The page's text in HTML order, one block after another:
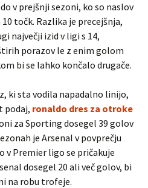
v prejšnji sezoni, ko so naslov
točk. Razlika je precejšnja,
največji izid v ligi s 14,
porazov le z enim golom
bi se lahko končalo drugače.
ki sta vodila napadalno linijo,
podaj, ronaldo dres za otroke
za Sporting dosegel 39 golov
je Arsenal v povprečju
v Premier ligo se pričakuje
dosegel 20 ali več golov, bi
na robu trofeje.